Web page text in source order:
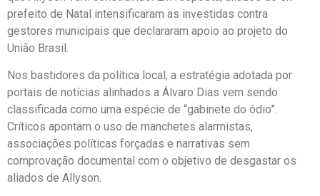
prefeito de Natal intensificaram as investidas contra
gestores municipais que declararam apoio ao projeto do
União Brasil.
Nos bastidores da política local, a estratégia adotada por
portais de notícias alinhados a Álvaro Dias vem sendo
classificada como uma espécie de “gabinete do ódio”.
Críticos apontam o uso de manchetes alarmistas,
associações políticas forçadas e narrativas sem
comprovação documental com o objetivo de desgastar os
aliados de Allyson.